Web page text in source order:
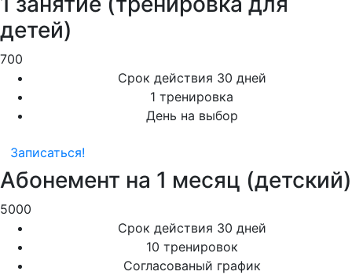
детей)
700
Срок действия 30 дней
1 тренировка
День на выбор
Записаться!
Абонемент на 1 месяц (детский)
5000
Срок действия 30 дней
10 тренировок
Согласованый график